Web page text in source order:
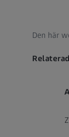
Den här